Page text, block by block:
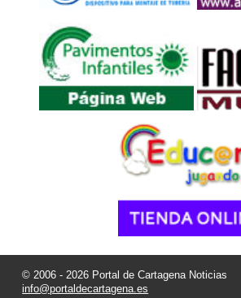
© 2006 - 2026 Portal de Cartagena Noticias
info@portaldecartagena.es